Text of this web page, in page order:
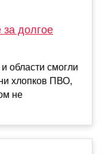
долгое
области смогли
хлопков ПВО,
не